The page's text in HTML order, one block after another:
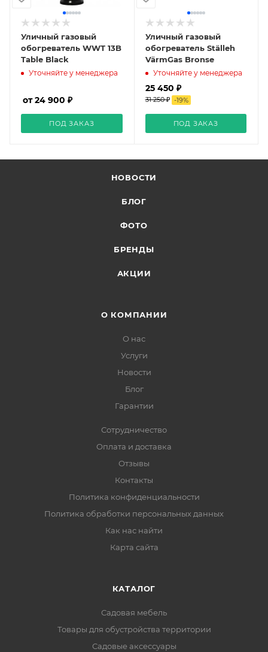
Уличный газовый
обогреватель WWT 13B
Table Black
Уточняйте у менеджера
от 24 900 ₽
ПОД ЗАКАЗ
Уличный газовый
обогреватель Ställeh
VärmGas Bronse
Уточняйте у менеджера
25 450 ₽
31 250 ₽ -19%
ПОД ЗАКАЗ
НОВОСТИ
БЛОГ
ФОТО
БРЕНДЫ
АКЦИИ
О КОМПАНИИ
О нас
Услуги
Новости
Блог
Гарантии
Сотрудничество
Оплата и доставка
Отзывы
Контакты
Политика конфиденциальности
Политика обработки персональных данных
Как нас найти
Карта сайта
КАТАЛОГ
Садовая мебель
Товары для обустройства территории
Садовые аксессуары